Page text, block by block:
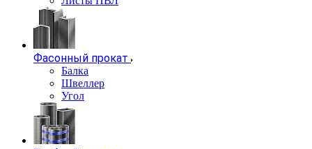
Фасонный прокат
Балка
Швеллер
Угол